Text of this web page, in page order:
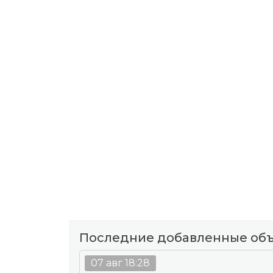
Последние добавленные
07 авг 18:28